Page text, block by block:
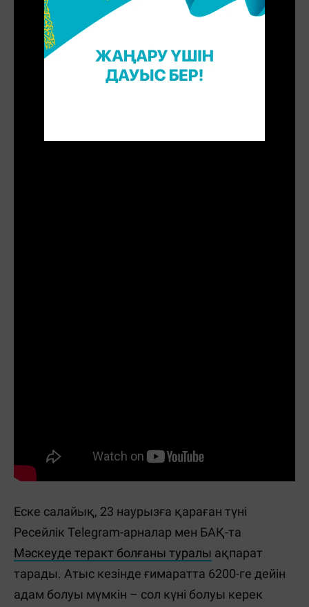
Еске салайық, 23 наурызға қараған түні
Ресейлік Telegram-арналар мен БАҚ-та
Мәскеуде теракт болғаны туралы ақпарат
тарады. Атыс кезінде ғимаратта 6200-ге дейін
адам болуы мүмкін – сол күні болуы керек